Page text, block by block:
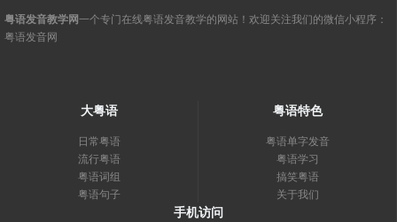
粤语发音教学网一个专门在线粤语发音教学的网站！欢迎关注我们的微信小程序：
粤语发音网
大粤语
日常粤语
流行粤语
粤语词组
粤语句子
粤语特色
粤语单字发音
粤语学习
搞笑粤语
关于我们
手机访问